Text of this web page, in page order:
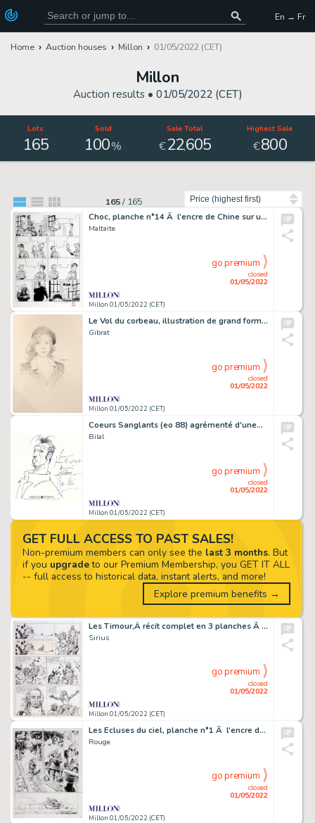
En → Fr
Home Auction houses Millon 01/05/2022 (CET)
Millon
Auction results • 01/05/2022 (CET)
Lots
165
Sold
100%
Sale Total
€22,605
Highest Sale
€800
165/ 165
Choc, planche n°14 Ã l'encre de Chine sur une…
Maltaite
Millon 01/05/2022 (CET)
closed
01/05/2022
go premium
Le Vol du corbeau, illustration de grand format…
Gibrat
Millon 01/05/2022 (CET)
closed
01/05/2022
go premium
Coeurs Sanglants (eo 88) agrémenté d'une…
Bilal
Millon 01/05/2022 (CET)
closed
01/05/2022
go premium
Les Timour,Â récit complet en 3 planches Ã …
Sirius
Millon 01/05/2022 (CET)
closed
01/05/2022
go premium
Les Ecluses du ciel, planche n°1 Ã l'encre de…
Rouge
Millon 01/05/2022 (CET)
closed
01/05/2022
go premium
GET FULL ACCESS TO PAST SALES!
Non-premium members can only see the last 3 months. But
if you upgradeto our Premium Membership, you GET IT ALL
-- full access to historical data, instant alerts, and more!
Explore premium benefits →